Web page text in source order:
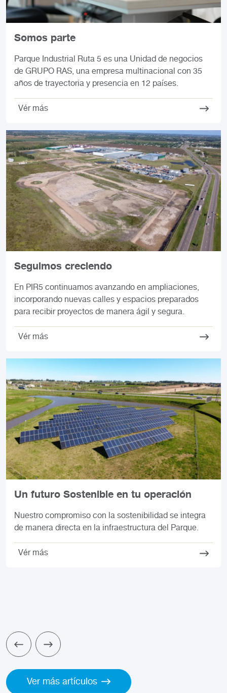
Somos parte
Parque Industrial Ruta 5 es una Unidad de negocios
de GRUPO RAS, una empresa multinacional con 35
años de trayectoria y presencia en 12 países.
Vér más
Imagen
Seguimos creciendo
En PIR5 continuamos avanzando en ampliaciones,
incorporando nuevas calles y espacios preparados
para recibir proyectos de manera ágil y segura.
Vér más
Imagen
Un futuro Sostenible en tu operación
Nuestro compromiso con la sostenibilidad se integra
de manera directa en la infraestructura del Parque.
Vér más
Ver más artículos